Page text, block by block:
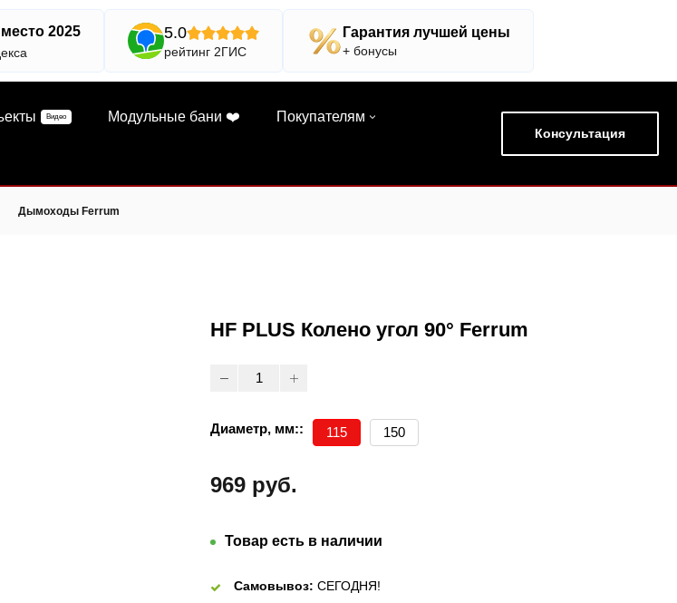
2025 5.0
рейтинг 2ГИС
Гарантия лучшей цены
+ бонусы
Видео Модульные бани ❤️ Покупателям
Консультация
Дымоходы Ferrum
HF PLUS Колено угол 90° Ferrum
Диаметр, мм:: 115 150
969 руб.
Товар есть в наличии
Самовывоз: СЕГОДНЯ!